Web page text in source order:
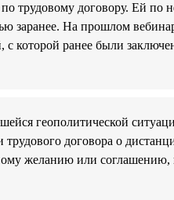
трудовому договору. Ей
заранее. На прошлом
с которой ранее были
геополитической
договора о
желанию или